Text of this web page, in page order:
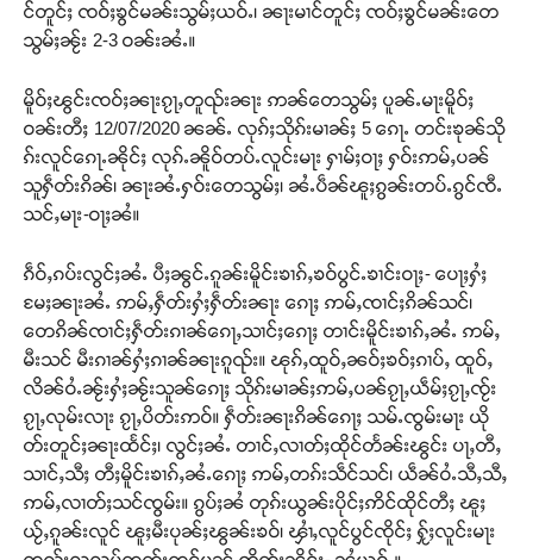
င်တူင်ႈ ၸဝ်ႈၶွင်မၼ်းသွမ်ႈယဝ်ႉ၊ ၼႃးမၢင်တူင်ႈ ၸဝ်ႈၶွင်မၼ်းတေ
သွမ်ႈၼႂ်း 2-3 ဝၼ်းၼႆႉ။
မိူဝ်ႈၽွင်းၸဝ်ႈၼႃးၵႂႃႇတူၺ်းၼႃး ဢၼ်တေသွမ်ႈ ပူၼ်ႉမႃးမိူဝ်ႈ
ဝၼ်းတီႈ 12/07/2020 ၼၼ်ႉ လုၵ်ႈသိုၵ်းမၢၼ်ႈ 5 ၵေႃႉ တင်းၶုၼ်သို
ၵ်းလူင်ၵေႃႉၼိုင်ႈ လုၵ်ႉၼိူဝ်တပ်ႉလူင်းမႃး ႁၢမ်ႈဝႃႈ ႁဝ်းဢမ်ႇပၼ်
သူႁဵတ်းၵိၼ်၊ ၼႃးၼႆႉႁဝ်းတေသွမ်ႈ၊ ၼႆႉပဵၼ်ၽူႈၵွၼ်းတပ်ႉၵွင်ၸီႉ
သင်ႇမႃး-ဝႃႈၼႆ။
ၵဵဝ်ႇၵပ်းလွင်ႈၼႆႉ ပီႈၼွင်ႉၵူၼ်းမိူင်းၶၢၵ်ႇၶဝ်ပွင်ႉၶၢင်းဝႃႈ- ပေႃႈႁႆႈ
မႄႈၼႃးၼႆႉ ဢမ်ႇႁဵတ်းႁႆႈႁဵတ်းၼႃး ၵေႃႈ ဢမ်ႇၸၢင်ႈၵိၼ်သင်၊
တေၵိၼ်ၸၢင်ႈႁဵတ်းၵၢၼ်ၵေႃႇသၢင်ႈၵေႃႈ တၢင်းမိူင်းၶၢၵ်ႇၼႆႉ ဢမ်ႇ
မီးသင် မီးၵၢၼ်ႁႆႈၵၢၼ်ၼႃးၵူၺ်း။ ၽုၵ်ႇထူဝ်ႇၼဝ်ႈၶဝ်ႈၵၢပ်ႇ ထူဝ်ႇ
လိၼ်ဝႆႉၼႂ်းႁႆႈၼႂ်းသူၼ်ၵေႃႈ သိုၵ်းမၢၼ်ႈဢမ်ႇပၼ်ၵႂႃႇယဵမ်ႈၵႂႃႇၸႂ်း
ၵႂႃႇလုမ်းလႃး ၵႂႃႇပိတ်းဢဝ်။ ႁဵတ်းၼႃးၵိၼ်ၵေႃႈ သမ်ႉၸွမ်းမႃး ယို
တ်းတူင်ႈၼႃးထႅင်ႈ၊ လွင်ႈၼႆႉ တၢင်ႇလၢတ်ႈထိုင်တႅၼ်းၽွင်း ပႃႇတီႇ
သၢင်ႇသီႈ တီႈမိူင်းၶၢၵ်ႇၼႆႉၵေႃႈ ဢမ်ႇတၵ်းသဵင်သင်၊ ယဵၼ်ဝႆႉသီႇသီႇ
ဢမ်ႇလၢတ်ႈသင်ၸွမ်း။ ၵွပ်ႈၼႆ တုၵ်းယွၼ်းပိုင်ႈဢိင်ထိုင်တီႈ ၽူႈ
ယႂ်ႇၵူၼ်းလူင် ၽူႈမီးပုၼ်ႈၽွၼ်းၶဝ်၊ ၾၢႆႇလူင်ပွင်ၸိုင်ႈ ႁႂ်ႈလူင်းမႃး